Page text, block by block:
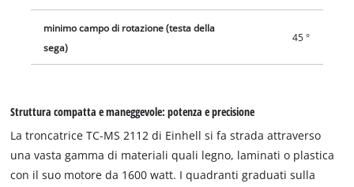
minimo campo di rotazione (testa della
sega)
45 °
Struttura compatta e maneggevole: potenza e precisione
La troncatrice TC-MS 2112 di Einhell si fa strada attraverso
una vasta gamma di materiali quali legno, laminati o plastica
con il suo motore da 1600 watt. I quadranti graduati sulla